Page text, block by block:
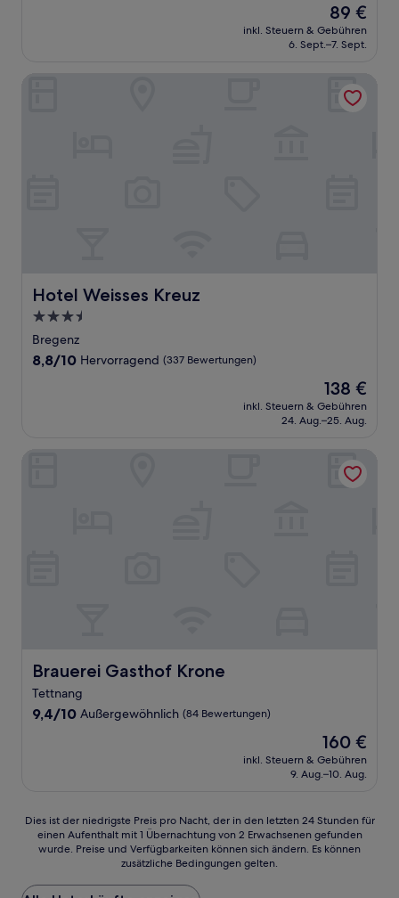
Der
Preis
beträgt
89 €
inkl. Steuern & Gebühren
6. Sept.–7. Sept.
Hotel Weisses Kreuz
Hotel Weisses Kreuz
3.5-
Sterne-
Unterkunft
Bregenz
8.8
8,8/10 Hervorragend (337 Bewertungen)
Der
Preis
beträgt
138 €
inkl. Steuern & Gebühren
24. Aug.–25. Aug.
Brauerei Gasthof Krone
Brauerei Gasthof Krone
Tettnang
9.4
9,4/10 Außergewöhnlich (84 Bewertungen)
Der
Preis
beträgt
160 €
inkl. Steuern & Gebühren
9. Aug.–10. Aug.
Dies
der
Preis
Dies ist der niedrigste Preis pro Nacht, der in den letzten 24 Stunden für
einen Aufenthalt mit 1 Übernachtung von 2 Erwachsenen gefunden
wurde. Preise und Verfügbarkeiten können sich ändern. Es können
zusätzliche Bedingungen gelten.